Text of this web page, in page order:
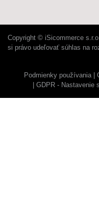
Copyright © iSicommerce
si právo udeľovať súhlas na
Podmienky používania
GDPR - Nastavenie